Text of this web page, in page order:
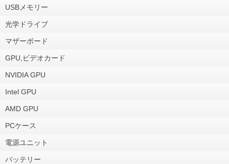
USBメモリー
光学ドライブ
マザーボード
GPU,ビデオカード
NVIDIA GPU
Intel GPU
AMD GPU
PCケース
電源ユニット
バッテリー